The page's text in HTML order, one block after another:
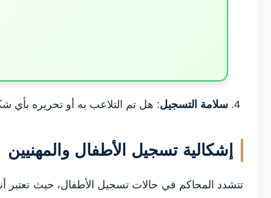
سلامة التسجيل: هل تم التلاعب به أو تحريره بأي
إشكالية تسجيل الأطفال والمهنيين
تتشدد المحاكم في حالات تسجيل الأطفال، حيث